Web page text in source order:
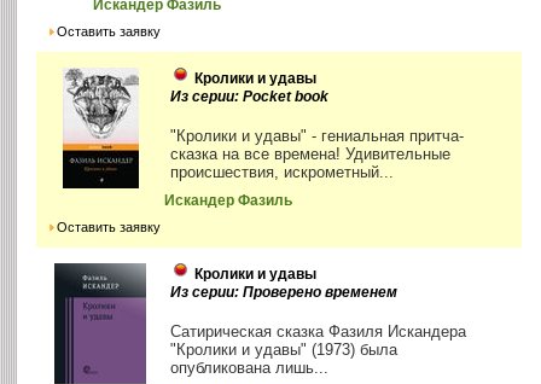
Искандер Фазиль
Оставить заявку
Кролики и удавы
Из серии: Pocket book
"Кролики и удавы" - гениальная притча-
сказка на все времена! Удивительные
происшествия, искрометный...
Искандер Фазиль
Оставить заявку
Кролики и удавы
Из серии: Проверено временем
Сатирическая сказка Фазиля Искандера
"Кролики и удавы" (1973) была
опубликована лишь...